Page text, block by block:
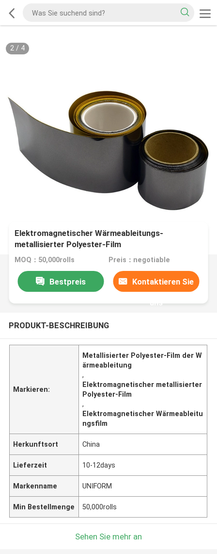
2/ 4
Elektromagnetischer Wärmeableitungs-
metallisierter Polyester-Film
MOQ：50,000rolls Preis：negotiable
Bestpreis Kontaktieren Sie
uns
PRODUKT-BESCHREIBUNG
Markieren:
Metallisierter Polyester-Film der W
ärmeableitung
,
Elektromagnetischer metallisierter
Polyester-Film
,
Elektromagnetischer Wärmeableitu
ngsfilm
Herkunftsort China
Lieferzeit 10-12days
Markenname UNIFORM
Min Bestellmenge 50,000rolls
Sehen Sie mehr an